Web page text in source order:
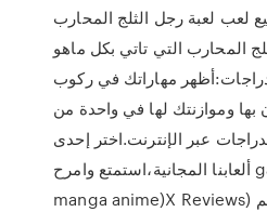
لعب لعبة رجل الثلج المحارب
المحارب التي تاتي بكل ماهو
مهاراتك في ركوب
بها وموازنتك لها في واحدة من
عبر الإنترنت.اختر إحدى
ألعابنا المجانية،استمتع وامرح gaming movies
manga anime)X Reviews) بسم الله الرحمن الرحيم